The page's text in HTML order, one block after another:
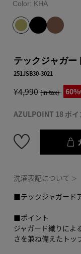
Color: KHA
テックジャガー
251JSB30-3021
¥4,990 (in tax)
AZULPOINT 18 ポイ
洗濯表記について ＞
■テックジャガード
■ポイント
ジャガード織りによ
さを兼ね備えたトッ